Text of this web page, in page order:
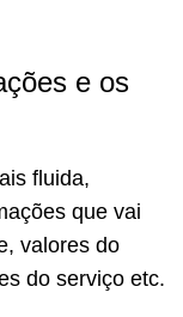
e os
fluida,
que vai
valores do
do serviço etc.